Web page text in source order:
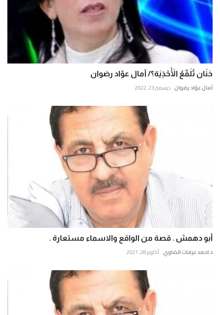
حَنَان تُلَمِّعُ الْأَحْذِيَة؟/ آمال عوّاد رضوان
آمال عوّاد رضوان ديسمبر 23, 2022
أبو دهمش . قصة من الواقع والاسماء مستعارة .
د.احمد عرفات الضاوي أكتوبر 28, 2021